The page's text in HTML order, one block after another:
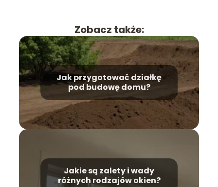
Zobacz także:
Jak przygotować działkę
pod budowę domu?
Jakie są zalety i wady
różnych rodzajów okien?